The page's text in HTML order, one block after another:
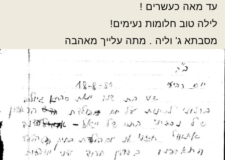
עד מאה כעשרים !
לילה טוב חלומות נעימים!
מסבתא ג' וליה . מתה עלייך מאהבה